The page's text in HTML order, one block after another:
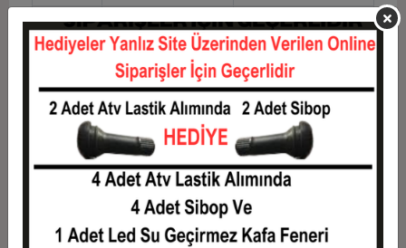
11
0,12 TL
1,34 TL
12
0,11 TL 1,36 TL
Taksit Taksit Tutarı
Toplam Tutar
1
1,10 TL
1,10 TL
0,55 TL
3
0,39 TL
1,18 TL